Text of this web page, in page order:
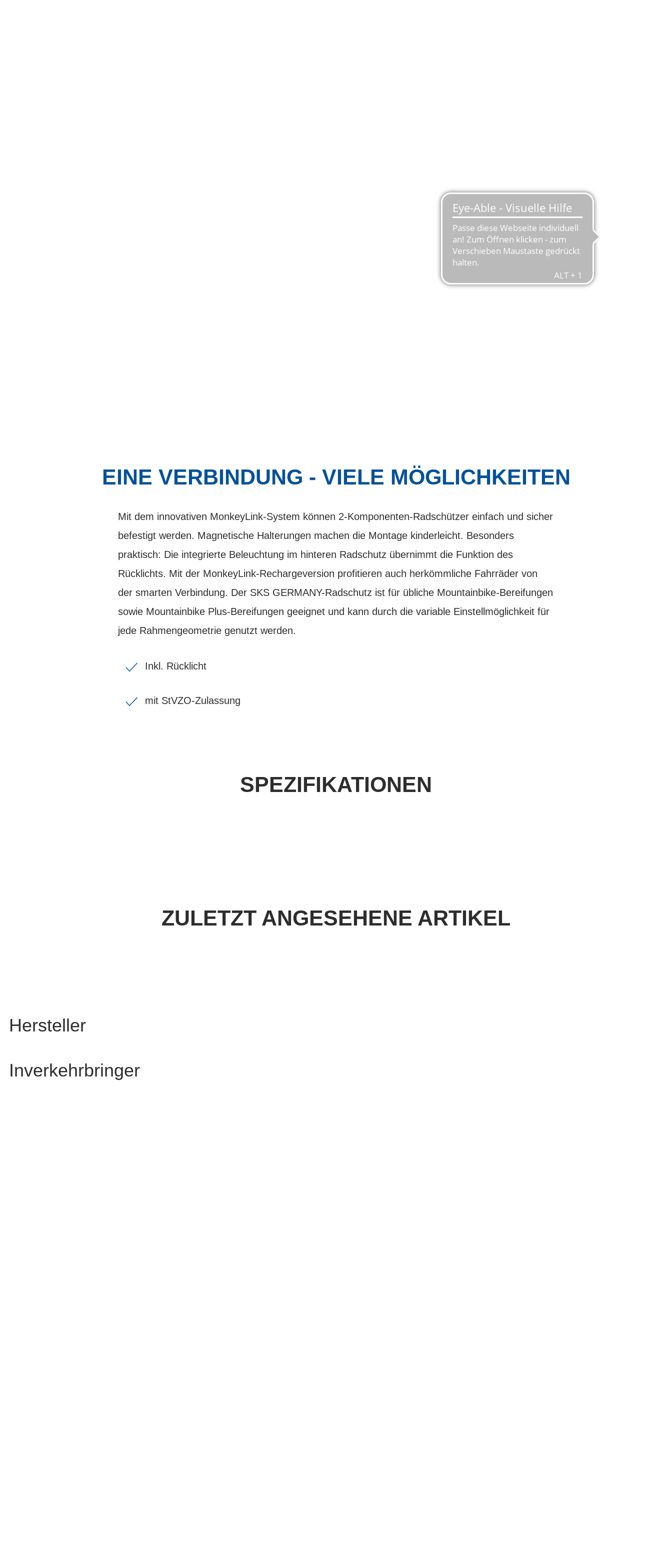
EINE VERBINDUNG - VIELE MÖGLICHKEITEN
Mit dem innovativen MonkeyLink-System können 2-Komponenten-Radschützer einfach und sicher
befestigt werden. Magnetische Halterungen machen die Montage kinderleicht. Besonders
praktisch: Die integrierte Beleuchtung im hinteren Radschutz übernimmt die Funktion des
Rücklichts. Mit der MonkeyLink-Rechargeversion profitieren auch herkömmliche Fahrräder von
der smarten Verbindung. Der SKS GERMANY-Radschutz ist für übliche Mountainbike-Bereifungen
sowie Mountainbike Plus-Bereifungen geeignet und kann durch die variable Einstellmöglichkeit für
jede Rahmengeometrie genutzt werden.
Inkl. Rücklicht
mit StVZO-Zulassung
SPEZIFIKATIONEN
ZULETZT ANGESEHENE ARTIKEL
Hersteller
Inverkehrbringer